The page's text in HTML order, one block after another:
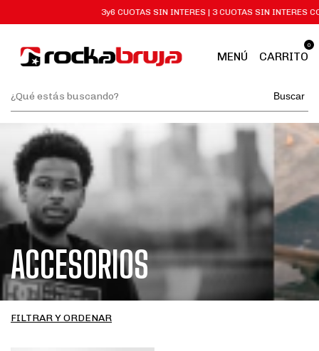
3y6 CUOTAS SIN INTERES | 3 CUOTAS SIN INTERES CON GO
MENÚ CARRITO
0
Buscar
ACCESORIOS
FILTRAR Y ORDENAR